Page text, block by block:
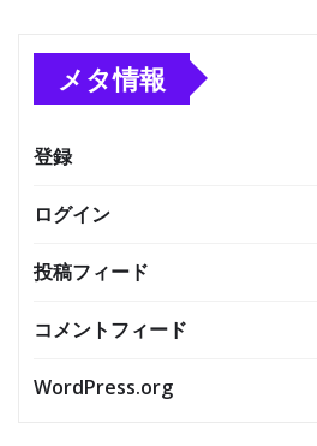
メタ情報
登録
ログイン
投稿フィード
コメントフィード
WordPress.org